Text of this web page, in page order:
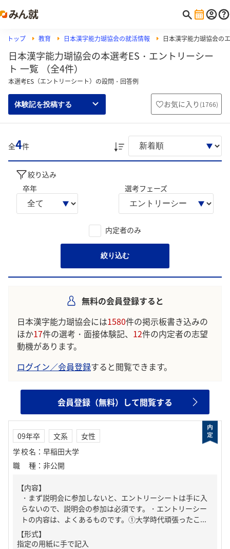
トップ 教育 日本漢字能力瑚協会の就活情報 日本漢字能力瑚協会の
日本漢字能力瑚協会の本選考ES・エントリーシー
ト 一覧 （全4件）
本選考ES（エントリーシート）の設問・回答例
体験記を投稿する お気に入り (1766)
全4件
絞り込み
卒年
選考フェーズ
内定者のみ
絞り込む
無料の会員登録すると
日本漢字能力瑚協会には1580件の掲示板書き込みの
ほか17件の選考・面接体験記、 12件の内定者の志望
動機があります。
ログイン／会員登録すると閲覧できます。
会員登録（無料）して閲覧する
09年卒 文系
女性
学校名 ： 早稲田大学
職種 ： 非公開
【内容】
・まず説明会に参加しないと、エントリーシートは手に入
らないので、説明会の参加は必須です。・エントリーシー
トの内容は、よくあるものです。①大学時代頑張ったこ...
【形式】
指定の用紙に手で記入